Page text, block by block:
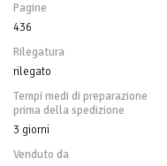
Pagine
436
Rilegatura
rilegato
Tempi medi di preparazione
prima della spedizione
3 giorni
Venduto da